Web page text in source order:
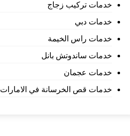
خدمات تركيب زجاج
خدمات دبي
خدمات راس الخيمة
خدمات ساندوتش بانل
خدمات عجمان
خدمات قص الخرسانة في الامارات